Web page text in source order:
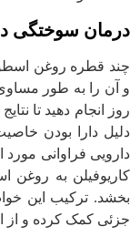
درمان سوختگی
چند قطره روغن
و آن را به طور مساوی
روز انجام دهید تا
دلیل دارا بودن
دارویی فراوانی مورد
کاریوفیلن به
بخشد. ترکیب این
جزئی کمک کرده و از